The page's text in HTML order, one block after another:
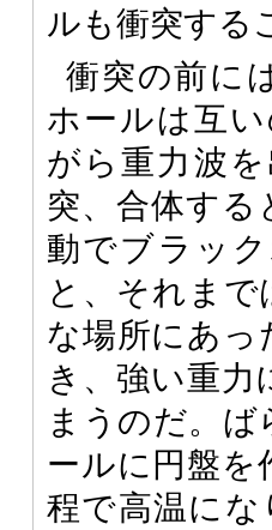
ルも衝突する
衝突の前に
ホールは互
がら重力波
突、合体する
動でブラッ
と、それま
な場所にあっ
き、強い重
まうのだ。
ールに円盤を
程で高温に